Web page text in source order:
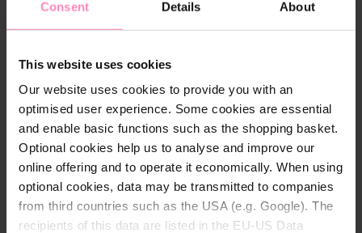
Consent Details About
This website uses cookies
Our website uses cookies to provide you with an
optimised user experience. Some cookies are essential
and enable basic functions such as the shopping basket.
Optional cookies help us to analyse and improve our
online offering and to operate it economically. When using
optional cookies, data may be transmitted to companies
from third countries such as the USA (e.g. Google). The
recipients of this data are listed in the EU-US Data